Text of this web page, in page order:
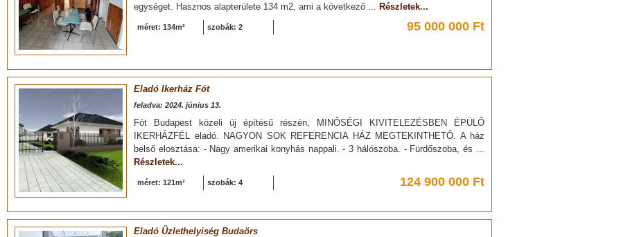
egységet. Hasznos alapterülete 134 m2, ami a következő ... Részletek...
méret: 134m² szobák: 2 95 000 000 Ft
Eladó Ikerház Fót
feladva: 2024. június 13.
Fót Budapest közeli új építésű részén, MINŐSÉGI KIVITELEZÉSBEN ÉPÜLŐ
IKERHÁZFÉL eladó. NAGYON SOK REFERENCIA HÁZ MEGTEKINTHETŐ. A ház
belső elosztása: - Nagy amerikai konyhás nappali. - 3 hálószoba. - Fürdőszoba, és ...
Részletek...
méret: 121m² szobák: 4 124 900 000 Ft
Eladó Üzlethelyiség Budaörs